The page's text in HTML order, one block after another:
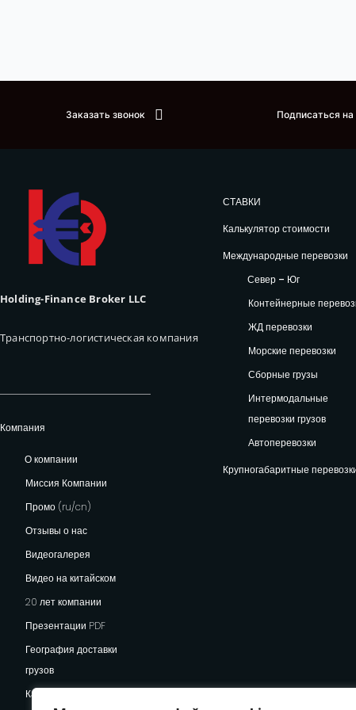
Заказать звонок Подписаться
Holding-Finance Broker LLC
Транспортно-логистическая компания
Компания
О компании
Миссия Компании
Промо (ru/cn)
Отзывы о нас
Видеогалерея
Видео на китайском
20 лет компании
Презентации PDF
География доставки
грузов
Карьера
СТАВКИ
Калькулятор стоимости
Международные перевозки
Север – Юг
Контейнерные
ЖД перевозки
Морские перевозки
Сборные грузы
Интермодальные
перевозки грузов
Автоперевозки
Крупногабаритные